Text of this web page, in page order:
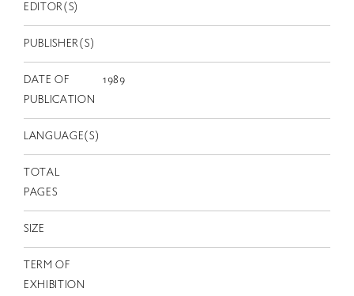
JP
EN
EDITOR(S)
PUBLISHER(S)
DATE OF
PUBLICATION
1989
LANGUAGE(S)
TOTAL
PAGES
SIZE
TERM OF
EXHIBITION